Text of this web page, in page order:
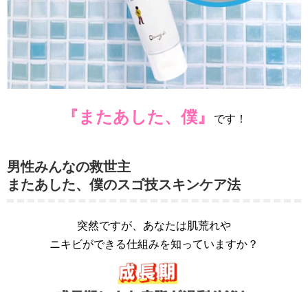
『またあした、僕』 です！
男性みんなの救世主
またあした、僕のスゴ技スキンケア法
突然ですが、あなたは肌荒れや
ニキビができる仕組みを知っていますか？